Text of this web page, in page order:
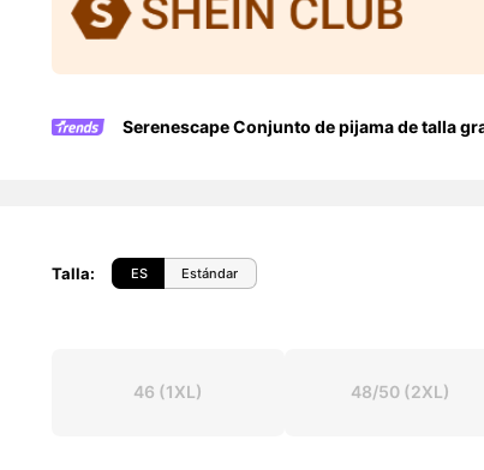
Serenescape Conjunto de pijama de talla
Talla: ES Estándar
46 (1XL) 48/50(2XL)